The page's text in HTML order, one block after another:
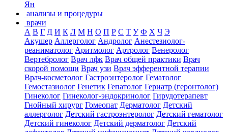
Ян
анализы и процедуры
врачи
А В Г Д И К Л М Н О П Р С Т У Ф Х Ч Э
Акушер Аллерголог Андролог Анестезиолог-
реаниматолог Аритмолог Артролог Венеролог
Вертебролог Врач лфк Врач общей практики Врач
скорой помощи Врач узи Врач эфферентной терапии
Врач-косметолог Гастроэнтеролог Гематолог
Гемостазиолог Генетик Гепатолог Гериатр (геронтолог)
Гинеколог Гинеколог-эндокринолог Гирудотерапевт
Гнойный хирург Гомеопат Дерматолог Детский
аллерголог Детский гастроэнтеролог Детский гематолог
Детский гинеколог Детский дерматолог Детский